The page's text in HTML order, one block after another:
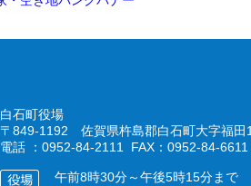
白石町役場
〒849-1192 佐賀県杵島郡白石町大字福田
電話 ：0952-84-2111 FAX：0952-84-6611
午前8時30分～午後5時15分まで